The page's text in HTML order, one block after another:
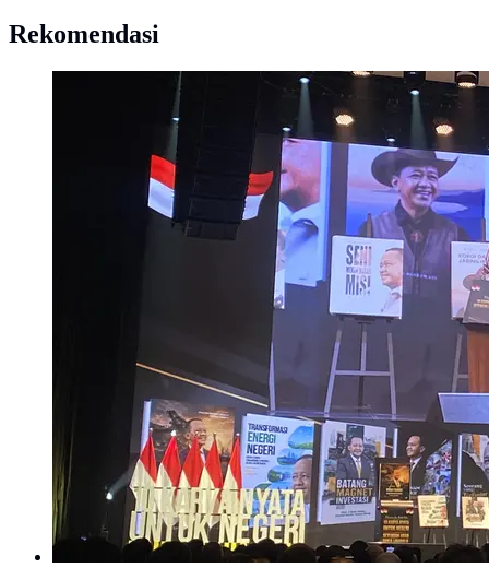
Rekomendasi